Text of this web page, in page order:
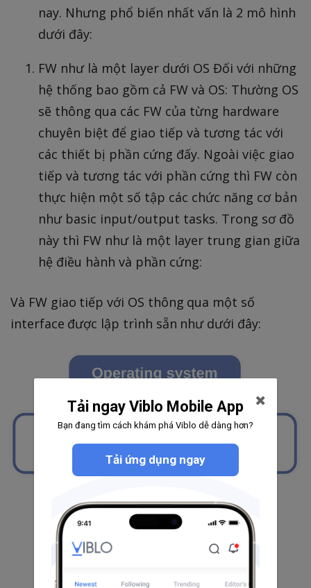
nay. Nhưng phổ biến nhất vấn là 2 mô hình
dưới đây:
FW như là một layer dưới OS Đối với những
hệ thống bao gồm cả FW và OS: Thường OS
sẽ thông qua các FW của từng hardware
chuyên biệt để giao tiếp và tương tác với
các thiết bị phần cứng đấy. Ngoài việc giao
tiếp và tương tác với phần cứng thì FW còn
thực hiện một số tập các chức năng cơ bản
như basic input/output tasks. Trong sơ đồ
này thì FW như là một layer trung gian giữa
hệ điều hành và phần cứng:
Và FW giao tiếp với OS thông qua một số
interface được lập trình sẵn như dưới đây:
Tải ngay Viblo Mobile App
Bạn đang tìm cách khám phá Viblo dễ dàng hơn?
Tải ứng dụng ngay